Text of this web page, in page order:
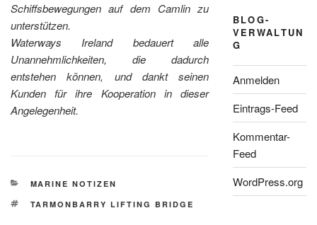
Schiffsbewegungen auf dem Camlin zu
unterstützen.
Waterways Ireland bedauert alle
Unannehmlichkeiten, die dadurch
entstehen können, und dankt seinen
Kunden für ihre Kooperation in dieser
Angelegenheit.
KATEGORIEN
MARINE NOTIZEN
SCHLAGWÖRTER
TARMONBARRY LIFTING BRIDGE
BLOG-
VERWALTUN
G
Anmelden
Eintrags-Feed
Kommentar-
Feed
WordPress.org